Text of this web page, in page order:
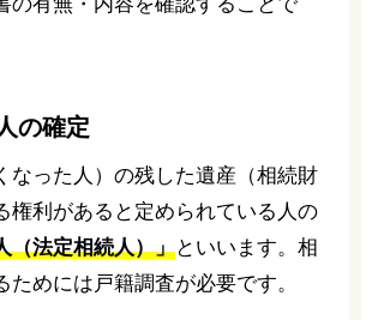
の確定
なった人）の残した遺産（相続財
権利があると定められている人の
（法定相続人）」といいます。相
ためには戸籍調査が必要です。